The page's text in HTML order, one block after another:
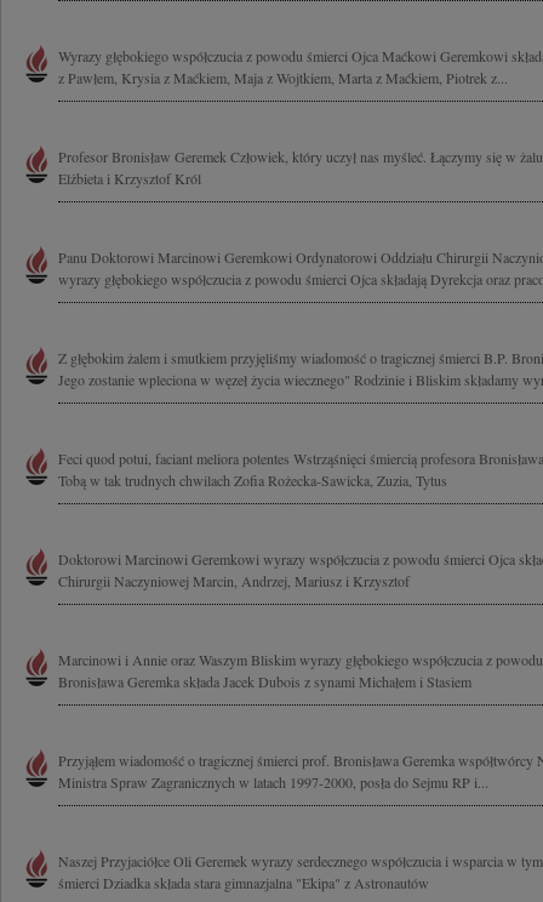
Wyrazy głębokiego współczucia z powodu śmierci Ojca Maćkowi Geremkowi
z Pawłem, Krysia z Maćkiem, Maja z Wojtkiem, Marta z Maćkiem, Piotrek z...
Profesor Bronisław Geremek Człowiek, który uczył nas myśleć. Łączymy się w
Elżbieta i Krzysztof Król
Panu Doktorowi Marcinowi Geremkowi Ordynatorowi Oddziału Chirurgii
wyrazy głębokiego współczucia z powodu śmierci Ojca składają Dyrekcja oraz
Z głębokim żalem i smutkiem przyjęliśmy wiadomość o tragicznej śmierci B.P.
Jego zostanie wpleciona w węzeł życia wiecznego" Rodzinie i Bliskim składamy
Feci quod potui, faciant meliora potentes Wstrząśnięci śmiercią profesora
Tobą w tak trudnych chwilach Zofia Rożecka-Sawicka, Zuzia, Tytus
Doktorowi Marcinowi Geremkowi wyrazy współczucia z powodu śmierci Ojca
Chirurgii Naczyniowej Marcin, Andrzej, Mariusz i Krzysztof
Marcinowi i Annie oraz Waszym Bliskim wyrazy głębokiego współczucia z
Bronisława Geremka składa Jacek Dubois z synami Michałem i Stasiem
Przyjąłem wiadomość o tragicznej śmierci prof. Bronisława Geremka współtwórcy
Ministra Spraw Zagranicznych w latach 1997-2000, posła do Sejmu RP i...
Naszej Przyjaciółce Oli Geremek wyrazy serdecznego współczucia i wsparcia w
śmierci Dziadka składa stara gimnazjalna "Ekipa" z Astronautów